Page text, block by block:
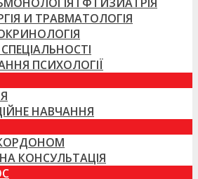
И ТРАВМАТОЛОГІЯ
СПЕЦІАЛЬНОСТІ
ПСИХОЛОГІЇ
НАВЧАННЯ
КОНСУЛЬТАЦІЯ